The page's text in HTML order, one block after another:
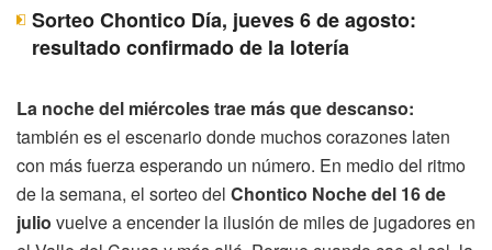
Sorteo Chontico Día, jueves 6 de agosto:
resultado confirmado de la lotería
La noche del miércoles trae más que descanso:
también es el escenario donde muchos corazones laten
con más fuerza esperando un número. En medio del ritmo
de la semana, el sorteo del Chontico Noche del 16 de
julio vuelve a encender la ilusión de miles de jugadores en